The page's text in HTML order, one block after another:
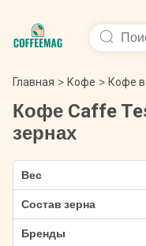
Главная > Кофе > Кофе
Кофе Caffe
зернах
Вес
Состав зерна
Бренды